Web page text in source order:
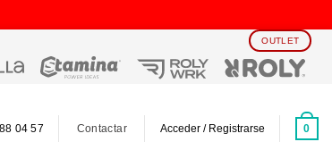
OUTLET
04 57 Contactar Acceder / Registrarse 0